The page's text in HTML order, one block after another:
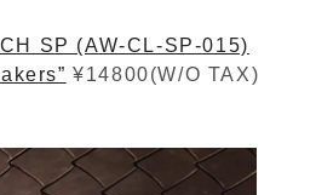
SP (AW-CL-SP-015)
¥14800(W/O TAX)